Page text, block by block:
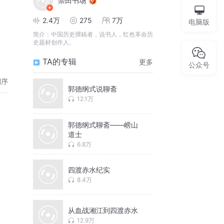
2.4万 275 7万
简介： 中国历史撰稿者，说书人，红色革命历
史题材创作人。
TA的专辑 更多
郭德纲式说聊斋
12.1万
郭德纲式聊斋——崂山
道士
6.8万
四渡赤水纪实
8.4万
从血战湘江到四渡赤水
12.9万
电脑版
公众号